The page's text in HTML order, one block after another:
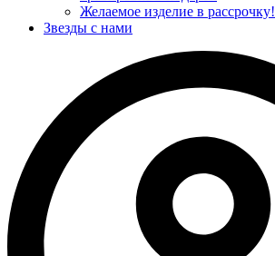
Желаемое изделие в рассрочку!
Звезды с нами